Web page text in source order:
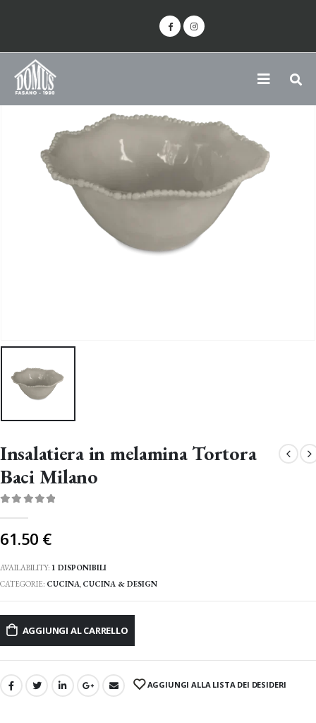
Insalatiera in melamina Tortora
Baci Milano
61.50 €
AVAILABILITY: 1 DISPONIBILI
CATEGORIE: CUCINA, CUCINA & DESIGN
AGGIUNGI AL CARRELLO
AGGIUNGI ALLA LISTA DEI DESIDERI